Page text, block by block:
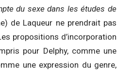
du sexe dans les études de
de Laqueur ne prendrait pas
propositions d’incorporation
pour Delphy, comme une
une expression du genre,